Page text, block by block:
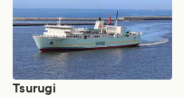
Tsurugi